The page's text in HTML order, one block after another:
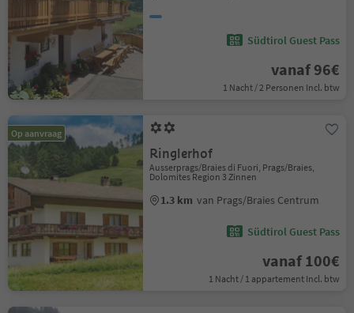
Südtirol Guest Pass
vanaf 96€
1 Nacht / 2 Personen Incl. btw
Op aanvraag
Ringlerhof
Ausserprags/Braies di Fuori, Prags/Braies,
Dolomites Region 3 Zinnen
1.3 km van Prags/Braies Centrum
Südtirol Guest Pass
vanaf 100€
1 Nacht / 1 appartement Incl. btw